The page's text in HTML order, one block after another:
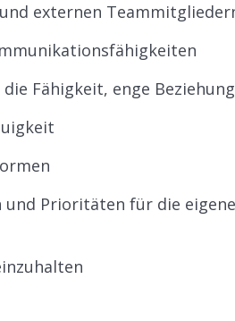
externen
Fähigkeit, enge
Prioritäten für die